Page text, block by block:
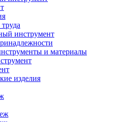
инструмент
и материалы
изделия